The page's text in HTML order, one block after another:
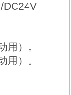
DC24V
用）。
用）。